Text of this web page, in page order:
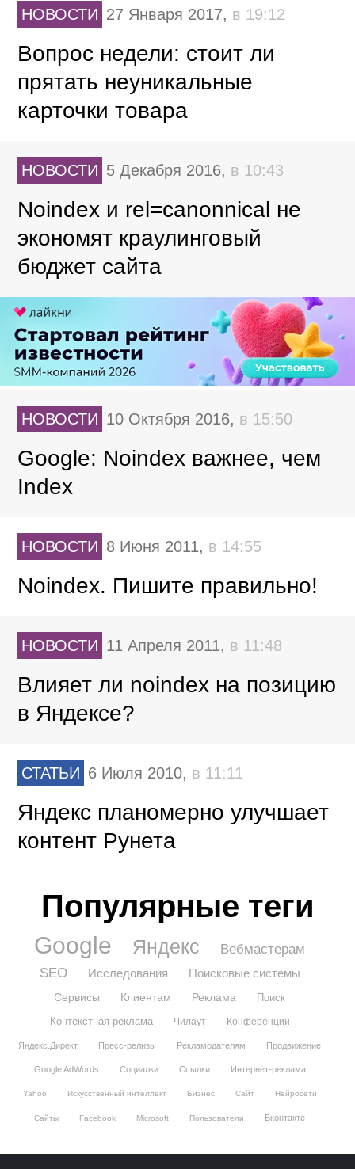
НОВОСТИ 27 Января 2017, в 19:12
Вопрос недели: стоит ли
прятать неуникальные
карточки товара
НОВОСТИ 5 Декабря 2016, в 10:43
Noindex и rel=canonnical не
экономят краулинговый
бюджет сайта
НОВОСТИ 10 Октября 2016, в 15:50
Google: Noindex важнее, чем
Index
НОВОСТИ 8 Июня 2011, в 14:55
Noindex. Пишите правильно!
НОВОСТИ 11 Апреля 2011, в 11:48
Влияет ли noindex на позицию
в Яндексе?
СТАТЬИ 6 Июля 2010, в 11:11
Яндекс планомерно улучшает
контент Рунета
Популярные теги
Google Яндекс
Вебмастерам
SEO
Исследования Поисковые системы
Сервисы Клиентам Реклама
Поиск
Контекстная реклама
Чилаут Конференции
Яндекс.Директ Пресс-релизы Рекламодателям Продвижение
Google AdWords Социалки Ссылки Интернет-реклама
Yahoo Искусственный интеллект Бизнес Сайт Нейросети
Сайты Facebook Microsoft Пользователи Вконтакте